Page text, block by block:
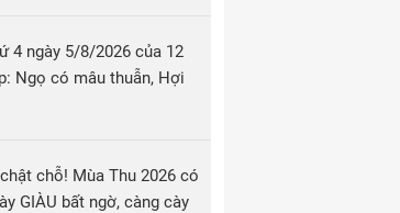
4 ngày 5/8/2026 của 12
Ngọ có mâu thuẫn, Hợi
chỗ! Mùa Thu 2026 có
GIÀU bất ngờ, càng cày